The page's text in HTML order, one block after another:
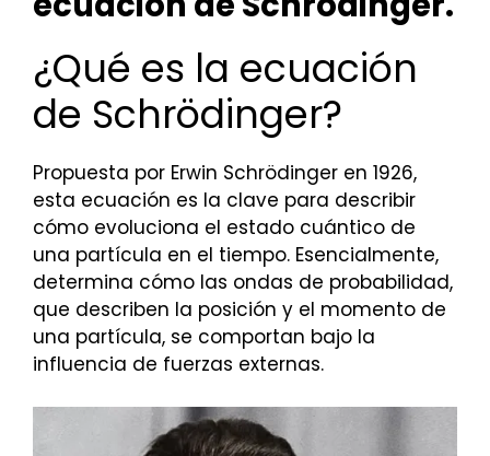
¿Qué es la ecuación
de Schrödinger?
Propuesta por Erwin Schrödinger en 1926,
esta ecuación es la clave para describir
cómo evoluciona el estado cuántico de
una partícula en el tiempo. Esencialmente,
determina cómo las ondas de probabilidad,
que describen la posición y el momento de
una partícula, se comportan bajo la
influencia de fuerzas externas.